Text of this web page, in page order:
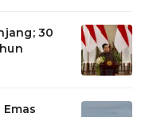
30